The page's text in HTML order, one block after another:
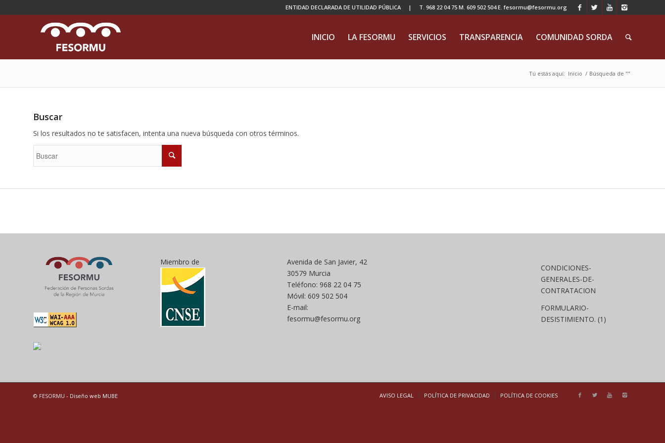
ENTIDAD DECLARADA DE UTILIDAD PÚBLICA | T. 968 22 04 75 M. 609 502 504 E. fesormu@fesormu.org
INICIO LA FESORMU SERVICIOS TRANSPARENCIA COMUNIDAD SORDA
Tú estás aquí: Inicio / Búsqueda de ""
Buscar
Si los resultados no te satisfacen, intenta una nueva búsqueda con otros términos.
Miembro de
Avenida de San Javier, 42
30579 Murcia
Teléfono: 968 22 04 75
Móvil: 609 502 504
E-mail:
fesormu@fesormu.org
CONDICIONES-
GENERALES-DE-
CONTRATACION
FORMULARIO-
DESISTIMIENTO. (1)
© FESORMU - Diseño web MUBE AVISO LEGAL POLÍTICA DE PRIVACIDAD POLÍTICA DE COOKIES